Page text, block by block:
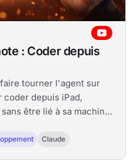
: Coder depuis
tourner l'agent sur
coder depuis iPad,
être lié à sa machine
Claude